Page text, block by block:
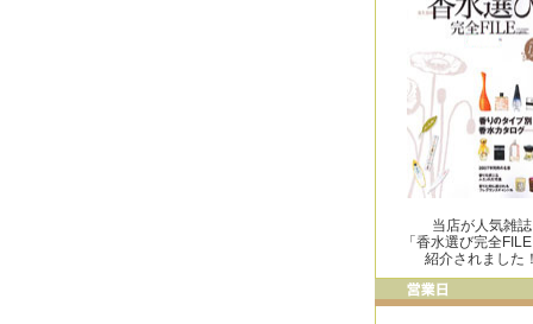
当店が人気雑誌
「香水選び完全
紹介されました